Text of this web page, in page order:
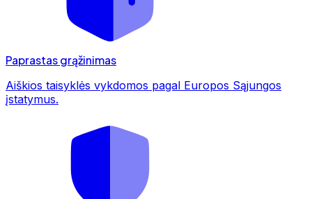
Paprastas grąžinimas
Aiškios taisyklės vykdomos pagal Europos Sąjungos
įstatymus.